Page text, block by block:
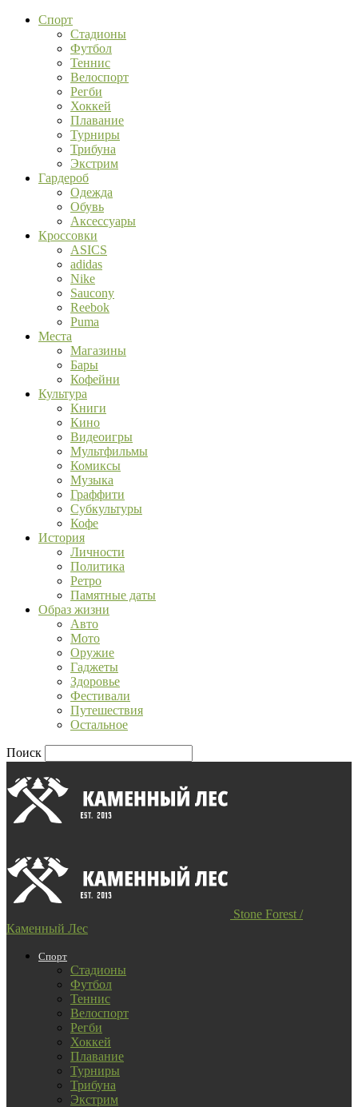
Спорт
Стадионы
Футбол
Теннис
Велоспорт
Регби
Хоккей
Плавание
Турниры
Трибуна
Экстрим
Гардероб
Одежда
Обувь
Аксессуары
Кроссовки
ASICS
adidas
Nike
Saucony
Reebok
Puma
Места
Магазины
Бары
Кофейни
Культура
Книги
Кино
Видеоигры
Мультфильмы
Комиксы
Музыка
Граффити
Субкультуры
Кофе
История
Личности
Политика
Ретро
Памятные даты
Образ жизни
Авто
Мото
Оружие
Гаджеты
Здоровье
Фестивали
Путешествия
Остальное
Поиск
Stone Forest /
Каменный Лес
Спорт
Стадионы
Футбол
Теннис
Велоспорт
Регби
Хоккей
Плавание
Турниры
Трибуна
Экстрим